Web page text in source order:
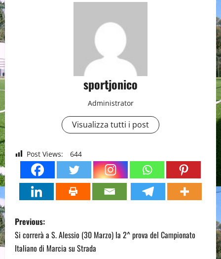
sportjonico
Administrator
Visualizza tutti i post
Post Views: 644
P
o
Previous:
Si correrà a S. Alessio (30 Marzo) la 2^ prova del Campionato
Italiano di Marcia su Strada